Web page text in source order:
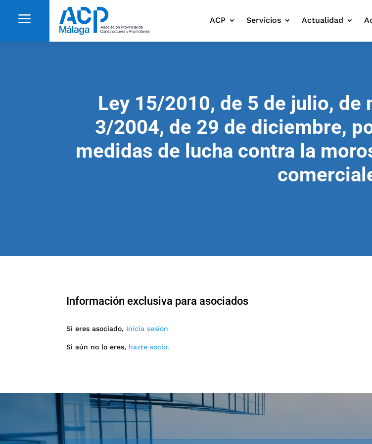
a ACP Servicios Actualidad
Ley 15/2010, de 5 de julio, de
3/2004, de 29 de diciembre,
medidas de lucha contra la
Información exclusiva para asociados
Si eres asociado, Inicia sesión
Si aún no lo eres, hazte socio.